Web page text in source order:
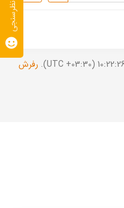
رفرش
نظرسنجی